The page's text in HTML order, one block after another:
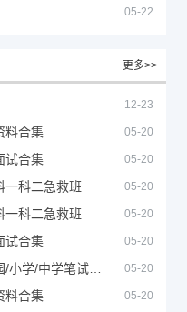
05-22
更多>>
12-23
料合集 05-20
试合集 05-20
一科二急救班 05-20
一科二急救班 05-20
试合集 05-20
05-20
料合集 05-20